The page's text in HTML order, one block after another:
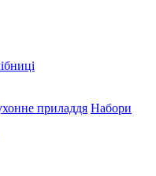
приладдя Набори